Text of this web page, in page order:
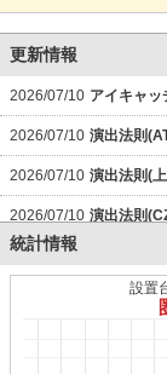
更新情報
2026/07/10 アイキャッ
2026/07/10 演出法則
2026/07/10 演出法則(
2026/07/10 演出法則
2026/07/10
インパク
統計情報
設置